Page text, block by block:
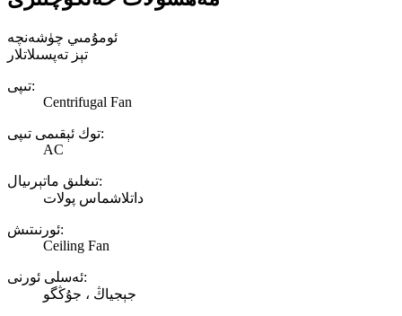
ئومۇمىي چۈشەنچە
تېز تەپسىلاتلار
تىپى:
Centrifugal Fan
توك ئېقىمى تىپى:
AC
تىغلىق ماتېرىيال:
داتلاشماس پولات
ئورنىتىش:
Ceiling Fan
ئەسلى ئورنى:
جېجياڭ ، جۇڭگو